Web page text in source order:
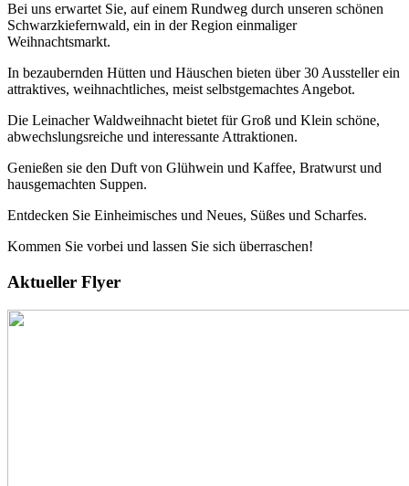
Bei uns erwartet Sie, auf einem Rundweg durch unseren schönen
Schwarzkiefernwald, ein in der Region einmaliger
Weihnachtsmarkt.
In bezaubernden Hütten und Häuschen bieten über 30 Aussteller ein
attraktives, weihnachtliches, meist selbstgemachtes Angebot.
Die Leinacher Waldweihnacht bietet für Groß und Klein schöne,
abwechslungsreiche und interessante Attraktionen.
Genießen sie den Duft von Glühwein und Kaffee, Bratwurst und
hausgemachten Suppen.
Entdecken Sie Einheimisches und Neues, Süßes und Scharfes.
Kommen Sie vorbei und lassen Sie sich überraschen!
Aktueller Flyer